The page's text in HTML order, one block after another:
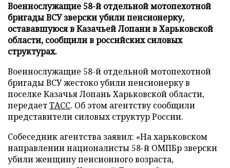
Военнослужащие 58-й отдельной мотопехотной
бригады ВСУ зверски убили пенсионерку,
остававшуюся в Казачьей Лопани в Харьковской
области, сообщили в российских силовых
структурах.
Военнослужащие 58-й отдельной мотопехотной
бригады ВСУ жестоко убили пенсионерку в
поселке Казачья Лопань Харьковской области,
передаетТАСС. Об этом агентству сообщили
представители силовых структур России.
Собеседник агентства заявил: «На харьковском
направлении националисты 58-й ОМПБр зверски
убили женщину пенсионного возраста,